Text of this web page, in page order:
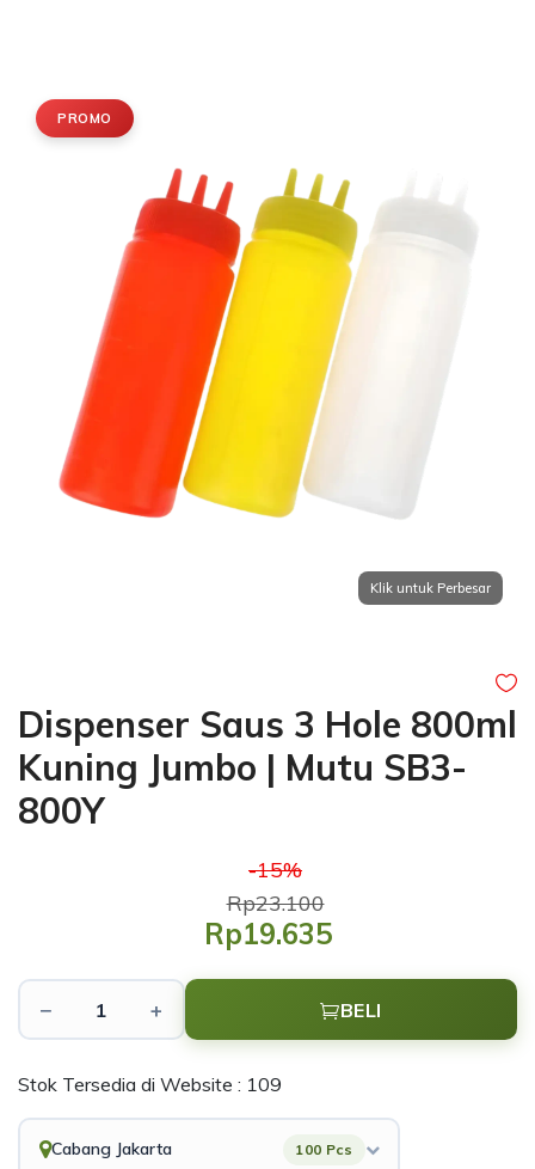
PROMO
Dispenser Saus 3 Hole 800ml
Kuning Jumbo | Mutu SB3-
800Y
-15%
Rp23.100
Rp19.635
− + BELI
Stok Tersedia di Website : 109
Cabang Jakarta 100 Pcs